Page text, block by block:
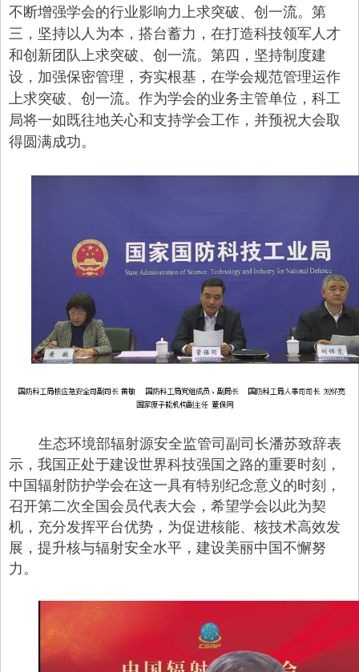
不断增强学会的行业影响力上求突破、创一流。第
三，坚持以人为本，搭台蓄力，在打造科技领军人才
和创新团队上求突破、创一流。第四，坚持制度建
设，加强保密管理，夯实根基，在学会规范管理运作
上求突破、创一流。作为学会的业务主管单位，科工
局将一如既往地关心和支持学会工作，并预祝大会取
得圆满成功。
生态环境部辐射源安全监管司副司长潘苏致辞表
示，我国正处于建设世界科技强国之路的重要时刻，
中国辐射防护学会在这一具有特别纪念意义的时刻，
召开第二次全国会员代表大会，希望学会以此为契
机，充分发挥平台优势，为促进核能、核技术高效发
展，提升核与辐射安全水平，建设美丽中国不懈努
力。